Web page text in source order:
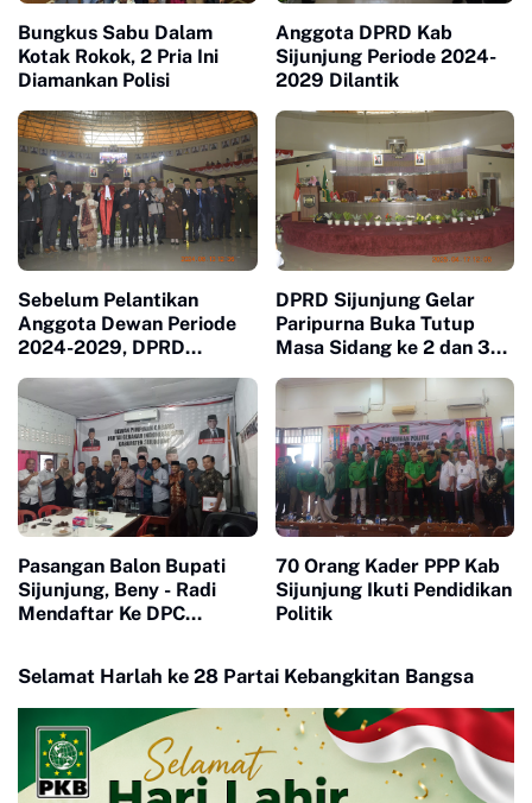
Bungkus Sabu Dalam
Kotak Rokok, 2 Pria Ini
Diamankan Polisi
Anggota DPRD Kab
Sijunjung Periode 2024-
2029 Dilantik
Sebelum Pelantikan
Anggota Dewan Periode
2024-2029, DPRD
Paripurna
DPRD Sijunjung Gelar
Paripurna Buka Tutup
Masa Sidang ke 2 dan 3
Pasangan Balon Bupati
Sijunjung, Beny - Radi
Mendaftar Ke DPC
70 Orang Kader PPP Kab
Sijunjung Ikuti Pendidikan
Politik
Selamat Harlah ke 28 Partai Kebangkitan Bangsa